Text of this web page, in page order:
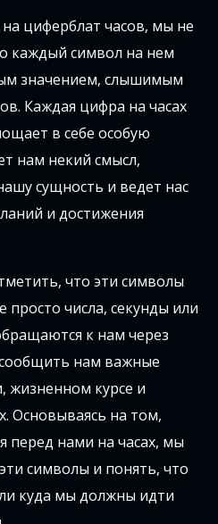
циферблат часов, мы не
каждый символ на нем
значением, слышимым
Каждая цифра на часах
в себе особую
нам некий смысл,
сущность и ведет нас
и достижения
что эти символы
просто числа, секунды или
к нам через
нам важные
жизненном курсе и
Основываясь на том,
перед нами на часах, мы
символы и понять, что
куда мы должны идти